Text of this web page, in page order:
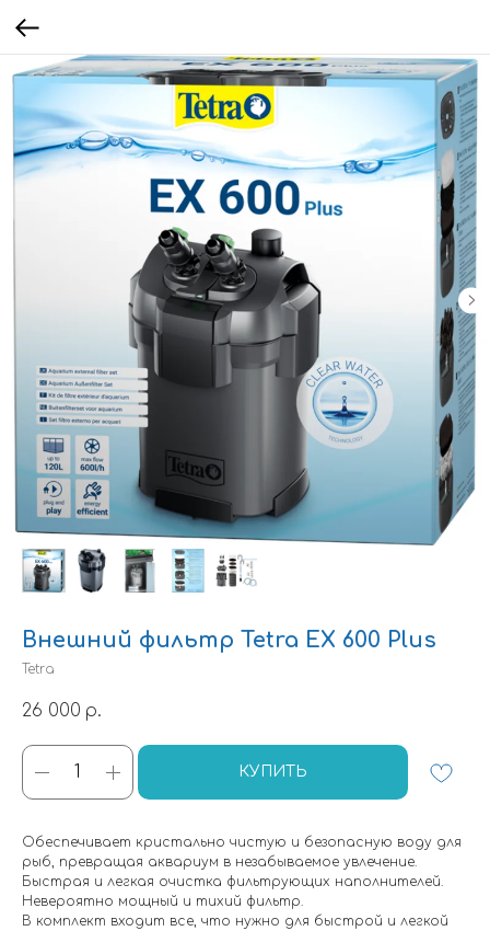
Внешний фильтр Tetra EX 600 Plus
Tetra
26 000 р.
КУПИТЬ
Обеспечивает кристально чистую и безопасную воду для
рыб, превращая аквариум в незабываемое увлечение.
Быстрая и легкая очистка фильтрующих наполнителей.
Невероятно мощный и тихий фильтр.
В комплект входит все, что нужно для быстрой и легкой